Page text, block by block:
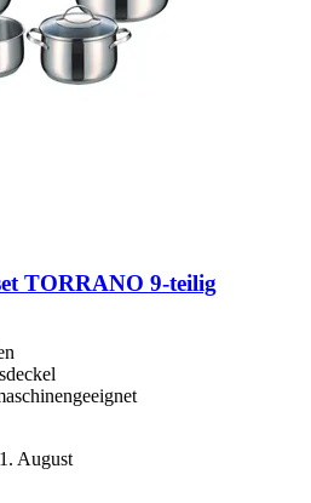
TORRANO 9-​teilig
August